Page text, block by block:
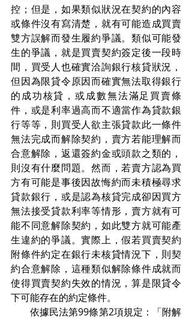
控；但是，如果類似狀況在契約的內容
或條件沒有寫清楚，就有可能造成買賣
雙方誤解而發生履約爭議。類似可能發
生的爭議，就是買賣契約簽定後一段時
間，買受人也確實洽詢銀行核貸狀況，
但因為限貸令原因而確實無法取得銀行
的成功核貸，或成數無法滿足買賣條
件，或是利率過高而不適當作為貸款銀
行等等，則買受人欲主張貸款此一條件
無法完成而解除契約，賣方若能理解而
合意解除，返還簽約金或頭款之類的，
則沒有什麼問題。然而，若賣方認為買
方有可能是事後因故悔約而未積極尋求
貸款銀行，或是認為核貸完成卻因買方
無法接受貸款利率等情形，賣方就有可
能不同意解除契約，如此雙方就可能產
生違約的爭議。實際上，假若買賣契約
附條件約定在銀行未核貸情況下，則契
約合意解除，這種類似解除條件成就而
使得買賣契約失效的情況，算是限貸令
下可能存在的約定條件。
依據民法第99條第2項規定：「附解